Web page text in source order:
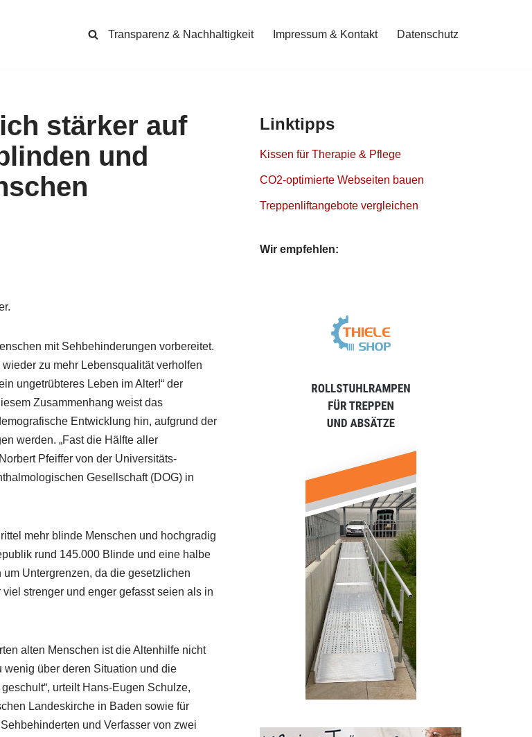
Transparenz & Nachhaltigkeit Impressum & Kontakt Datenschutz
stärker auf
und
mit Sehbehinderungen vorbereitet.
zu mehr Lebensqualität verholfen
ungetrübteres Leben im Alter!“ der
Zusammenhang weist das
Entwicklung hin, aufgrund der
werden. „Fast die Hälfte aller
Pfeiffer von der Universitäts-
Gesellschaft (DOG) in
mehr blinde Menschen und hochgradig
rund 145.000 Blinde und eine halbe
Untergrenzen, da die gesetzlichen
strenger und enger gefasst seien als in
alten Menschen ist die Altenhilfe nicht
über deren Situation und die
urteilt Hans-Eugen Schulze,
Landeskirche in Baden sowie für
und Verfasser von zwei
Linktipps
Kissen für Therapie & Pflege
CO2-optimierte Webseiten bauen
Treppenliftangebote vergleichen
Wir empfehlen: